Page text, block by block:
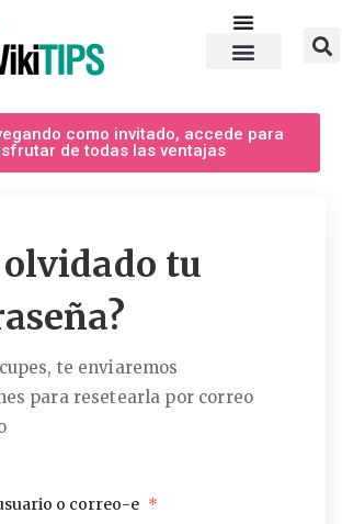
de herramientas
como invitado, accede para
de todas las ventajas
olvidado tu
te enviaremos
para resetearla por correo
o correo-e *